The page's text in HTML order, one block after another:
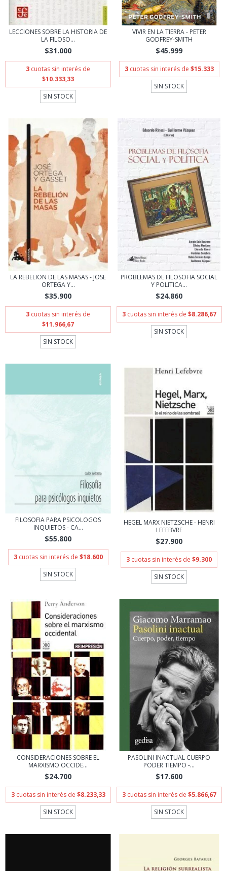
LECCIONES SOBRE LA HISTORIA DE
LA FILOSO...
$31.000
3 cuotas sin interés de
$10.333,33
SIN STOCK
VIVIR EN LA TIERRA - PETER
GODFREY-SMITH
$45.999
3 cuotas sin interés de $15.333
SIN STOCK
LA REBELION DE LAS MASAS - JOSE
ORTEGA Y...
$35.900
3 cuotas sin interés de
$11.966,67
SIN STOCK
PROBLEMAS DE FILOSOFIA SOCIAL
Y POLITICA...
$24.860
3 cuotas sin interés de $8.286,67
SIN STOCK
FILOSOFIA PARA PSICOLOGOS
INQUIETOS - CA...
$55.800
3 cuotas sin interés de $18.600
SIN STOCK
HEGEL MARX NIETZSCHE - HENRI
LEFEBVRE
$27.900
3 cuotas sin interés de $9.300
SIN STOCK
CONSIDERACIONES SOBRE EL
MARXISMO OCCIDE...
$24.700
3 cuotas sin interés de $8.233,33
SIN STOCK
PASOLINI INACTUAL CUERPO
PODER TIEMPO -...
$17.600
3 cuotas sin interés de $5.866,67
SIN STOCK